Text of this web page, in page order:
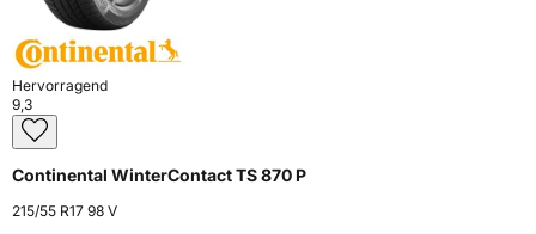
Hervorragend
9,3
Continental WinterContact TS 870 P
215/55 R17 98 V